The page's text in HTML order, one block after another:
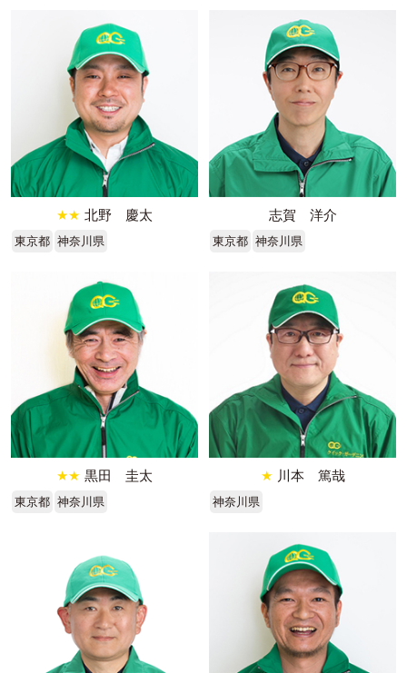
★★ 北野 慶太
東京都 神奈川県
志賀 洋介
東京都 神奈川県
★★ 黒田 圭太
東京都 神奈川県
★ 川本 篤哉
神奈川県